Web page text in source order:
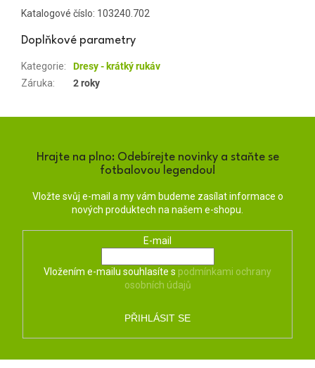
Katalogové číslo: 103240.702
Doplňkové parametry
Kategorie:
Dresy - krátký rukáv
Záruka: 2 roky
Hrajte na plno: Odebírejte novinky a staňte se
fotbalovou legendou!
Vložte svůj e-mail a my vám budeme zasílat informace o
nových produktech na našem e-shopu.
E-mail
Vložením e-mailu souhlasíte s podmínkami ochrany
osobních údajů
PŘIHLÁSIT SE